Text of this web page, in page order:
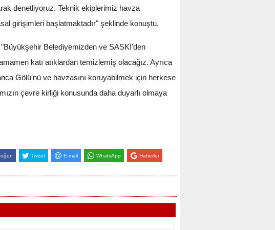
denetliyoruz. Teknik ekiplerimiz havza
girişimleri başlatmaktadır" şeklinde konuştu.
Belediyemizden ve SASKİ'den
katı atıklardan temizlemiş olacağız. Ayrıca
Gölü'nü ve havzasını koruyabilmek için herkese
çevre kirliği konusunda daha duyarlı olmaya
Tweet E-mail WhatsApp Haberler